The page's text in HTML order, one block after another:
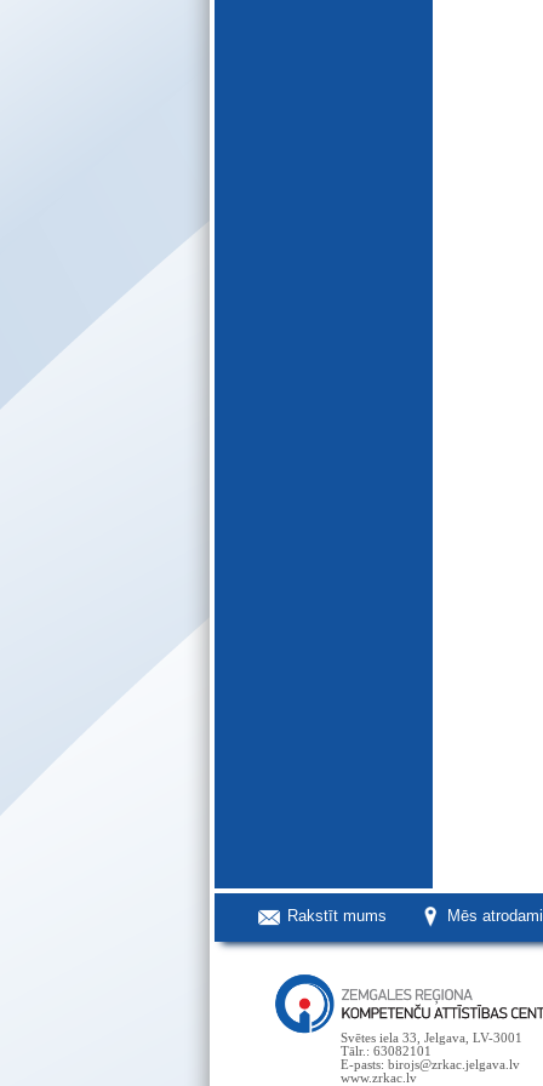
Rakstīt mums Mēs
Svētes iela 33, Jelgava, LV-3001
Tālr.: 63082101
E-pasts: birojs@zrkac.jelgava.lv
www.zrkac.lv